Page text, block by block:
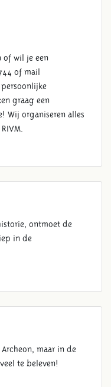
of wil je een
of mail
persoonlijke
graag een
Wij organiseren alles
ontmoet de
in de
maar in de
te beleven!